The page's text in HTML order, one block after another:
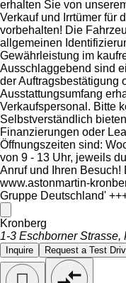
erhalten Sie von
Verkauf und Irrtümer für
vorbehalten! Die
allgemeinen
Gewährleistung im
Ausschlaggebend sind
der Auftragsbestätigung
Ausstattungsumfang
Verkaufspersonal. Bitte
Selbstverständlich
Finanzierungen oder
Öffnungszeiten sind:
von 9 - 13 Uhr, jeweils
Anruf und Ihren
www.astonmartin-
Gruppe Deutschland'
Kronberg
1-3 Eschborner Strasse,
Inquire Request a Test